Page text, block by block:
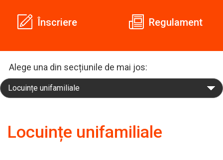
Înscriere Regulament
Alege una din secțiunile de mai jos:
Locuințe unifamiliale